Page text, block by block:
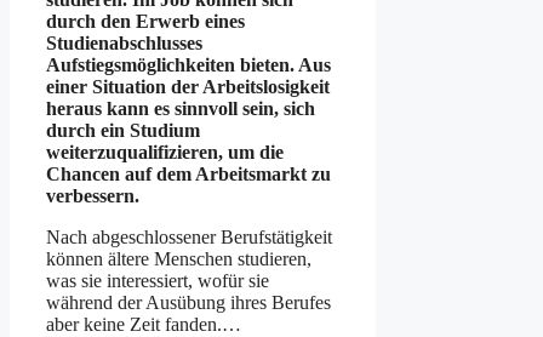
durch den Erwerb eines
Studienabschlusses
Aufstiegsmöglichkeiten bieten. Aus
einer Situation der Arbeitslosigkeit
heraus kann es sinnvoll sein, sich
durch ein Studium
weiterzuqualifizieren, um die
Chancen auf dem Arbeitsmarkt zu
verbessern.
Nach abgeschlossener Berufstätigkeit
können ältere Menschen studieren,
was sie interessiert, wofür sie
während der Ausübung ihres Berufes
aber keine Zeit fanden.…